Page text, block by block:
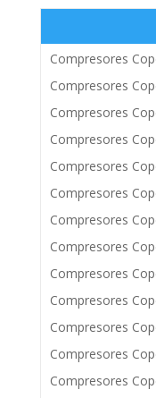
Compresores
Compresores
Compresores
Compresores
Compresores
Compresores
Compresores
Compresores
Compresores
Compresores
Compresores
Compresores
Compresores